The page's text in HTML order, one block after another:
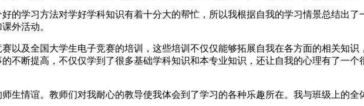
的学习方法对学好学科知识有着十分大的帮忙，所以我根据自我的学习情景总结出
外活动。
以及全国大学生电子竞赛的培训，这些培训不仅仅能够拓展自我在各方面的相关知
不断提高，不仅仅学到了很多基础学科知识和本专业知识，还让自我的心理有了一
生情谊。教师们对我耐心的教导使我体会到了学习的各种乐趣所在。我与班级上的